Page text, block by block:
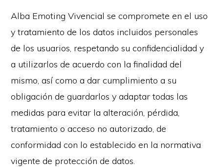
Alba Emoting Vivencial se compromete en el uso
y tratamiento de los datos incluidos personales
de los usuarios, respetando su confidencialidad y
a utilizarlos de acuerdo con la finalidad del
mismo, así como a dar cumplimiento a su
obligación de guardarlos y adaptar todas las
medidas para evitar la alteración, pérdida,
tratamiento o acceso no autorizado, de
conformidad con lo establecido en la normativa
vigente de protección de datos.